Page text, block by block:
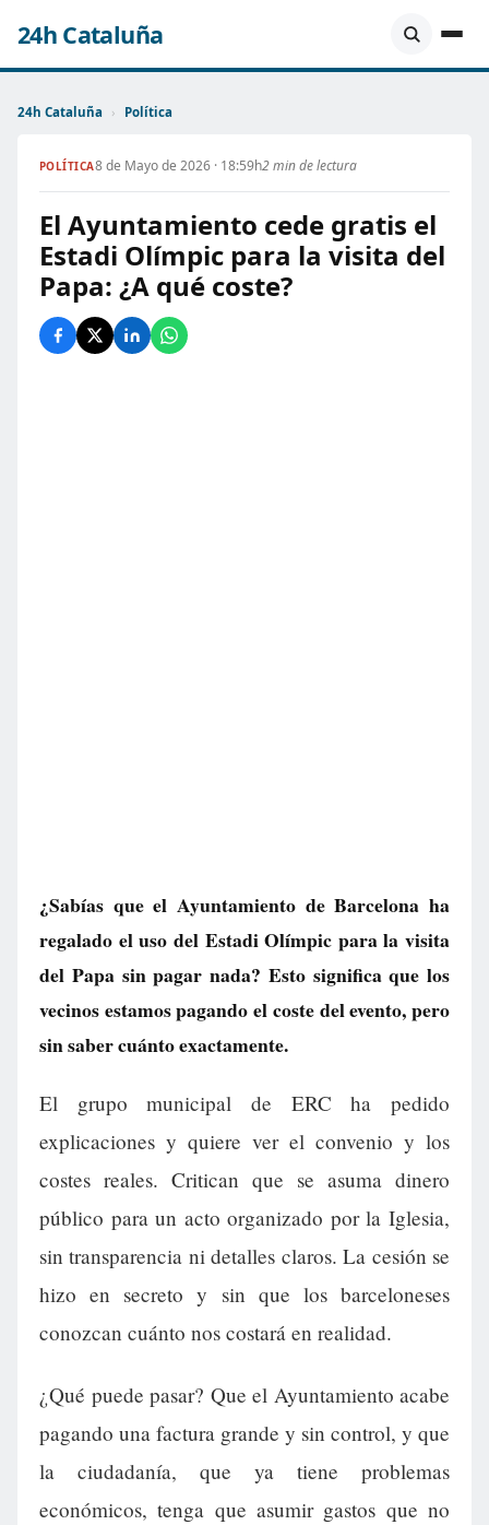
24h Cataluña
24h Cataluña › Política
POLÍTICA8 de Mayo de 2026 · 18:59h2 min de lectura
El Ayuntamiento cede gratis el
Estadi Olímpic para la visita del
Papa: ¿A qué coste?
¿Sabías que el Ayuntamiento de Barcelona ha
regalado el uso del Estadi Olímpic para la visita
del Papa sin pagar nada? Esto significa que los
vecinos estamos pagando el coste del evento, pero
sin saber cuánto exactamente.
El grupo municipal de ERC ha pedido
explicaciones y quiere ver el convenio y los
costes reales. Critican que se asuma dinero
público para un acto organizado por la Iglesia,
sin transparencia ni detalles claros. La cesión se
hizo en secreto y sin que los barceloneses
conozcan cuánto nos costará en realidad.
¿Qué puede pasar? Que el Ayuntamiento acabe
pagando una factura grande y sin control, y que
la ciudadanía, que ya tiene problemas
económicos, tenga que asumir gastos que no